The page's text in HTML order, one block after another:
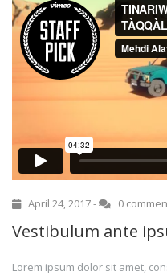
April 24, 2017 - 0
Vestibulum ante
Lorem ipsum dolor sit amet,